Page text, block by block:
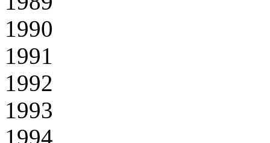
1990
1991
1992
1993
1994